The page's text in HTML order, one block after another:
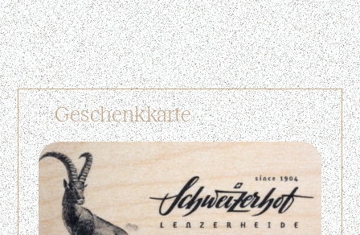
Geschenkkarte